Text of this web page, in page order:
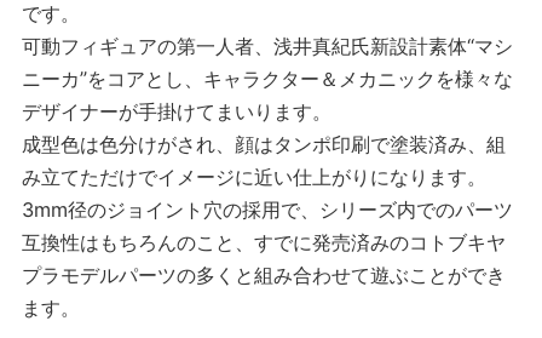
です。
可動フィギュアの第一人者、浅井真紀氏新設計素体“マシ
ニーカ”をコアとし、キャラクター＆メカニックを様々な
デザイナーが手掛けてまいります。
成型色は色分けがされ、顔はタンポ印刷で塗装済み、組
み立てただけでイメージに近い仕上がりになります。
3mm径のジョイント穴の採用で、シリーズ内でのパーツ
互換性はもちろんのこと、すでに発売済みのコトブキヤ
プラモデルパーツの多くと組み合わせて遊ぶことができ
ます。